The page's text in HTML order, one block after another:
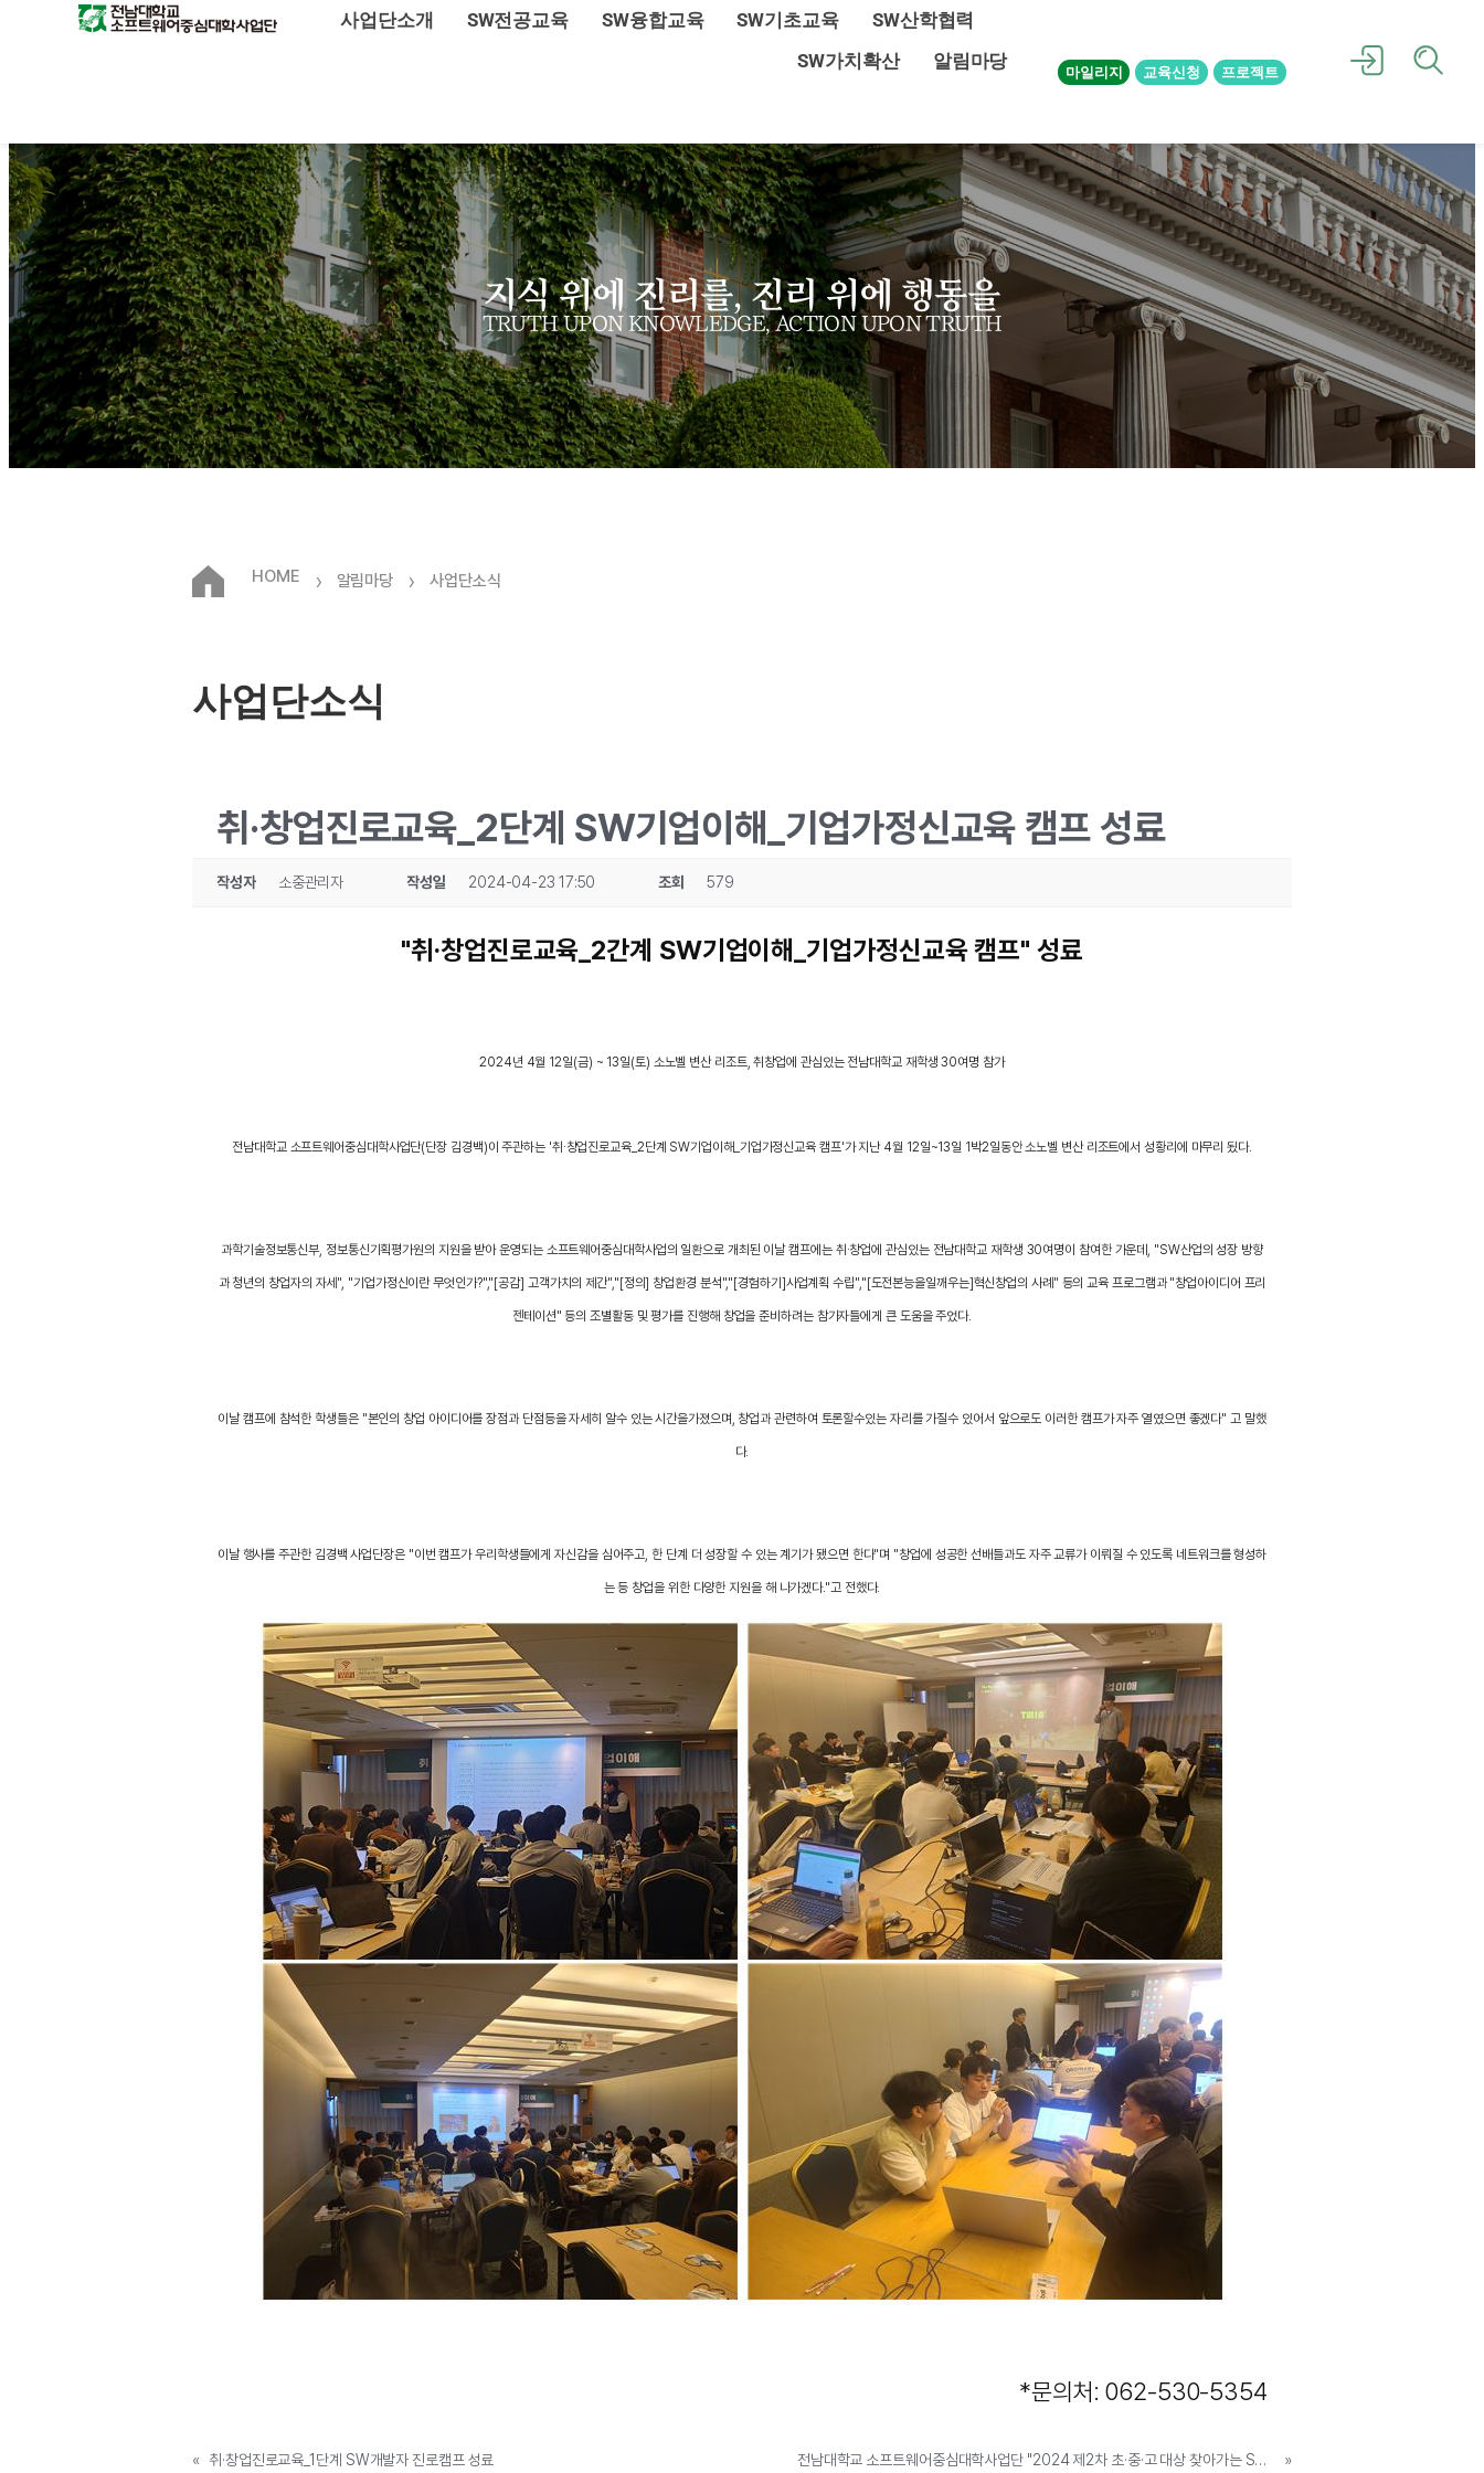
사업단소개 SW전공교육 SW융합교육 SW기초교육
SW산학협력
SW가치확산
알림마당 마일리지 교육신청 프로젝트
지식 위에 진리를, 진리 위에 행동을
TRUTH UPON KNOWLEDGE, ACTION UPON TRUTH
HOME › 알림마당 › 사업단소식
사업단소식
취·창업진로교육_2단계 SW기업이해_기업가정신교육 캠프 성료
작성자 소중관리자 작성일 2024-04-23 17:50 조회 579
"취·창업진로교육_2간계 SW기업이해_기업가정신교육 캠프" 성료
2024년 4월 12일(금) ~ 13일(토) 소노벨 변산 리조트, 취창업에 관심있는 전남대학교 재학생 30여명 참가
전남대학교 소프트웨어중심대학사업단(단장 김경백)이 주관하는 '취·창업진로교육_2단계 SW기업이해_기업가정신교육 캠프'가 지난 4월 12일~13일 1박2일동안 소노벨 변산 리조트에서 성황리에 마무리 됬다.
과학기술정보통신부, 정보통신기획평가원의 지원을 받아 운영되는 소프트웨어중심대학사업의 일환으로 개최된 이날 캠프에는 취·창업에 관심있는 전남대학교 재학생 30여명이 참여한 가운데, "SW산업의 성장 방향
과 청년의 창업자의 자세", "기업가정신이란 무엇인가?","[공감] 고객가치의 제간","[정의] 창업환경 분석","[경험하기]사업계획 수립","[도전본능을일깨우는]혁신창업의 사례" 등의 교육 프로그램과 "창업아이디어 프리
젠테이션" 등의 조별활동 및 평가를 진행해 창업을 준비하려는 참가자들에게 큰 도움을 주었다.
이날 캠프에 참석한 학생들은 "본인의 창업 아이디어를 장점과 단점등을 자세히 알수 있는 시간을가졌으며, 창업과 관련하여 토론할수있는 자리를 가질수 있어서 앞으로도 이러한 캠프가 자주 열였으면 좋겠다" 고 말했
다.
이날 행사를 주관한 김경백 사업단장은 "이번 캠프가 우리학생들에게 자신감을 심어주고, 한 단계 더 성장할 수 있는 계기가 됐으면 한다"며 "창업에 성공한 선배들과도 자주 교류가 이뤄질 수 있도록 네트워크를 형성하
는 등 창업을 위한 다양한 지원을 해 나가겠다."고 전했다.
*문의처: 062-530-5354
« 취·창업진로교육_1단계 SW개발자 진로캠프 성료 전남대학교 소프트웨어중심대학사업단 "2024 제2차 초·중·고 대상 찾아가는 SW/AI 캠프 개최" »